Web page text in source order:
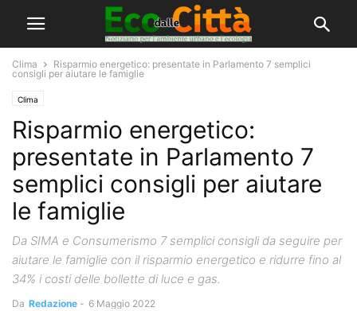
Clima
Risparmio energetico: presentate in Parlamento 7 semplici
consigli per aiutare le famiglie
Clima
Risparmio energetico:
presentate in Parlamento 7
semplici consigli per aiutare
le famiglie
Da SIMA e Consumerismo 7 semplici consigli da seguire per
aiutare le famiglie con il risparmio energetico e ridurre fino al
34% i costi delle bollette di luce e gas.
Da Redazione - 6 Maggio 2022